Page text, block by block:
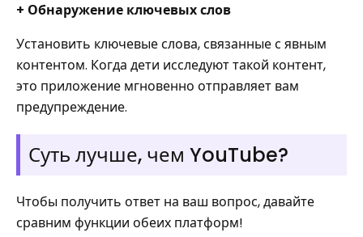
+ Обнаружение ключевых слов
Установить ключевые слова, связанные с явным
контентом. Когда дети исследуют такой контент,
это приложение мгновенно отправляет вам
предупреждение.
Суть лучше, чем YouTube?
Чтобы получить ответ на ваш вопрос, давайте
сравним функции обеих платформ!